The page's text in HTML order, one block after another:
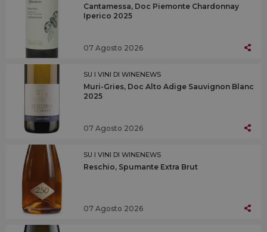
Cantamessa, Doc Piemonte Chardonnay
Iperico 2025
07 Agosto 2026
SU I VINI DI WINENEWS
Muri-Gries, Doc Alto Adige Sauvignon Blanc
2025
07 Agosto 2026
SU I VINI DI WINENEWS
Reschio, Spumante Extra Brut
07 Agosto 2026